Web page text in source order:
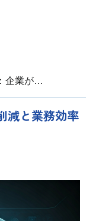
企業が…
減と業務効率